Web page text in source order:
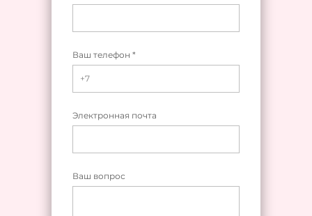
Ваш телефон *
Электронная почта
Ваш вопрос